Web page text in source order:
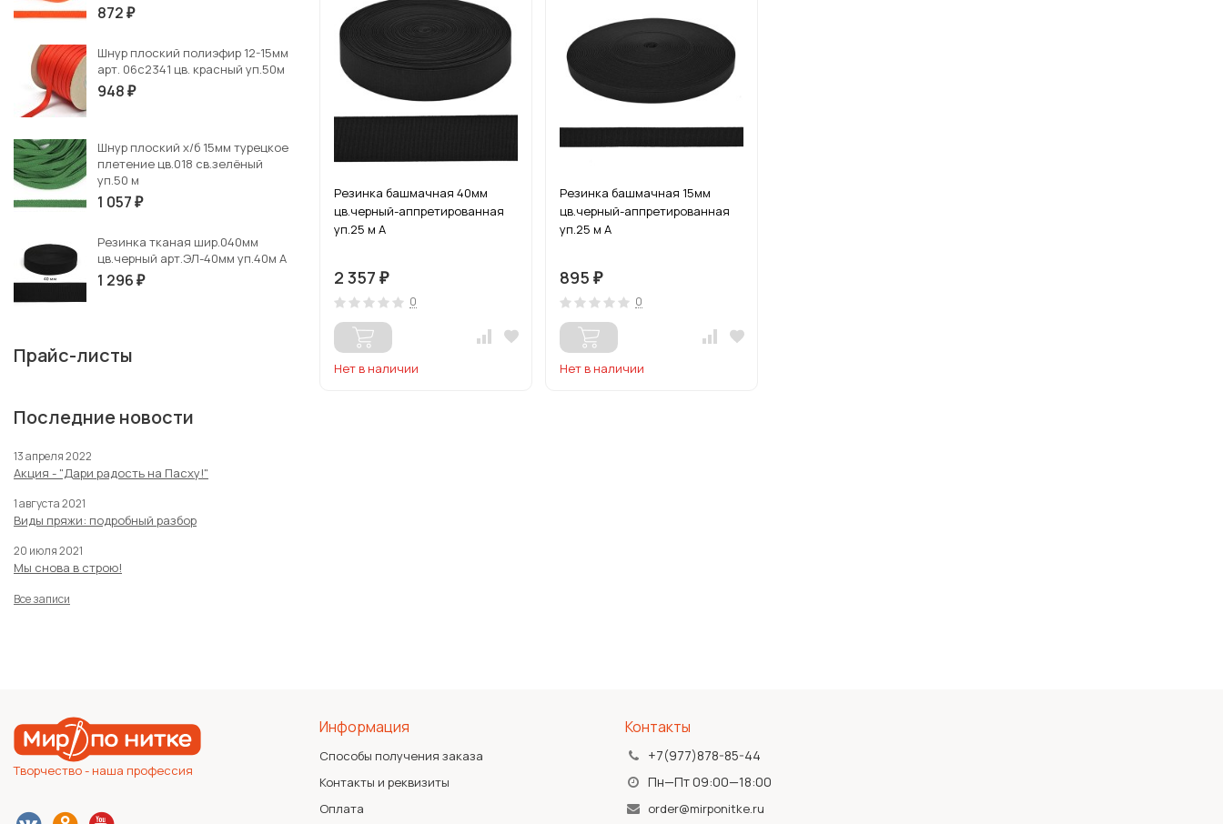
Резинка башмачная 40мм
цв.черный-аппретированная
уп.25 м А
2 357 ₽
0
Нет в наличии
Резинка башмачная 15мм
цв.черный-аппретированная
уп.25 м А
895 ₽
0
Нет в наличии
872 ₽
Шнур плоский полиэфир 12-15мм
арт. 06с2341 цв. красный уп.50м
948 ₽
Шнур плоский х/б 15мм турецкое
плетение цв.018 св.зелёный
уп.50 м
1 057 ₽
Резинка тканая шир.040мм
цв.черный арт.ЭЛ-40мм уп.40м А
1 296 ₽
Прайс-листы
Последние новости
13 апреля 2022
Акция - "Дари радость на Пасху!"
1 августа 2021
Виды пряжи: подробный разбор
20 июля 2021
Мы снова в строю!
Все записи
Творчество - наша профессия
Информация
Способы получения заказа
Контакты и реквизиты
Оплата
Контакты
+7(977)878-85-44
Пн—Пт 09:00—18:00
order@mirponitke.ru